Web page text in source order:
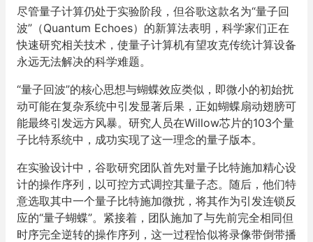
尽管量子计算仍处于实验阶段，但谷歌这款名为“量子回
波”（Quantum Echoes）的新算法表明，科学家们正在
快速研究相关技术，使量子计算机有望攻克传统计算设备
永远无法解决的科学难题。
“量子回波”的核心思想与蝴蝶效应类似，即微小的初始扰
动可能在复杂系统中引发显著后果，正如蝴蝶扇动翅膀可
能最终引发远方风暴。研究人员在Willow芯片的103个量
子比特系统中，成功实现了这一理念的量子版本。
在实验设计中，谷歌研究团队首先对量子比特施加精心设
计的操作序列，以可控方式调控其量子态。随后，他们特
意选取其中一个量子比特施加微扰，将其作为引发连锁反
应的“量子蝴蝶”。紧接着，团队施加了与先前完全相同但
时序完全逆转的操作序列，这一过程恰似将录像带倒带播